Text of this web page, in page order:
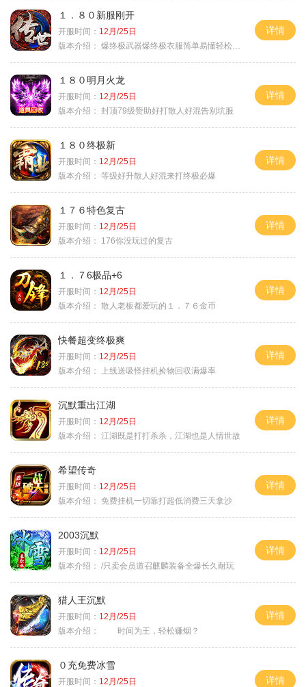
１．８０新服刚开
开服时间： 12月/25日
版本介绍： 爆终极武器爆终极衣服简单易懂轻松满级
详情
１８０明月火龙
开服时间： 12月/25日
版本介绍： 封顶79级赞助好打散人好混告别坑服
详情
１８０终极新
开服时间： 12月/25日
版本介绍： 等级好升散人好混来打终极必爆
详情
１７６特色复古
开服时间： 12月/25日
版本介绍：
176你没玩过的复古
详情
１．７6极品+6
开服时间： 12月/25日
版本介绍： 散人老板都爱玩的１．７６金币
详情
快餐超变终极爽
开服时间： 12月/25日
版本介绍：
上线送吸怪挂机捡物回収满爆率
详情
沉默重出江湖
开服时间： 12月/25日
版本介绍： 江湖既是打打杀杀，江湖也是人情世故
详情
希望传奇
开服时间： 12月/25日
版本介绍： 免费挂机一切靠打超低消费三天拿沙
详情
2003沉默
开服时间： 12月/25日
版本介绍： /只卖会员道召麒麟装备全爆长久耐玩
详情
猎人王沉默
开服时间： 12月/25日
版本介绍：
时间为王，轻松赚烟？
详情
０充免费冰雪
开服时间： 12月/25日
详情